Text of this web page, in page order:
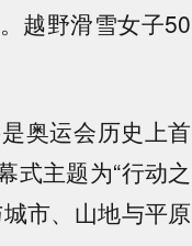
越野滑雪女子50
奥运会历史上首
式主题为“行动之
市、山地与平原